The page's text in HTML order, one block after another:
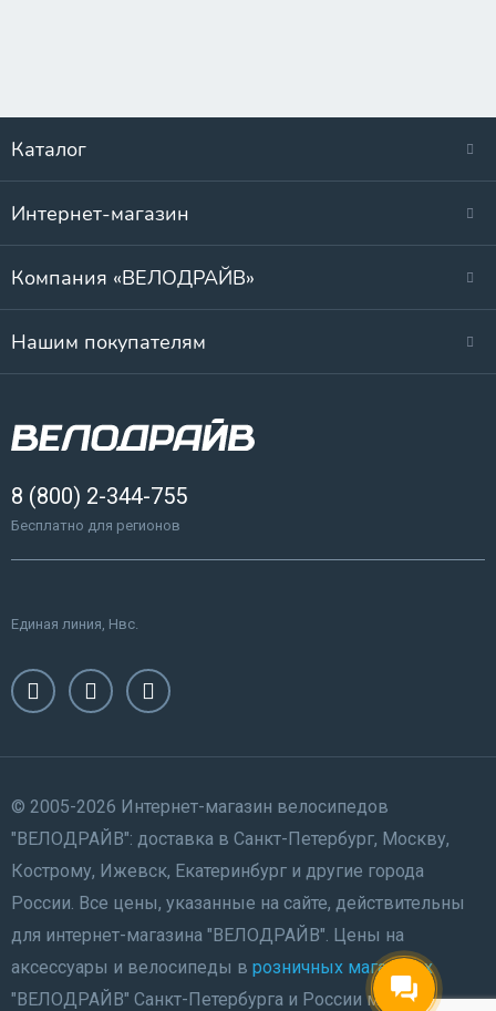
Каталог
Интернет-магазин
Компания «ВЕЛОДРАЙВ»
Нашим покупателям
8 (800) 2-344-755
Бесплатно для регионов
Единая линия, Нвс.
© 2005-2026 Интернет-магазин велосипедов
"ВЕЛОДРАЙВ": доставка в Санкт-Петербург, Москву,
Кострому, Ижевск, Екатеринбург и другие города
России. Все цены, указанные на сайте, действительны
для интернет-магазина "ВЕЛОДРАЙВ". Цены на
аксессуары и велосипеды в розничных магазинах
"ВЕЛОДРАЙВ" Санкт-Петербурга и России могут